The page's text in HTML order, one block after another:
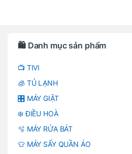
🛍️ Danh mục sản phẩm
📺 TIVI
🧊 TỦ LẠNH
🎛️ MÁY GIẶT
❄️ ĐIỀU HOÀ
🫧 MÁY RỬA BÁT
👕 MÁY SẤY QUẦN ÁO